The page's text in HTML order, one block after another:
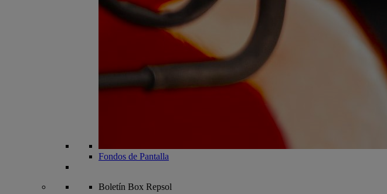
Fondos de Pantalla
Boletín Box Repsol